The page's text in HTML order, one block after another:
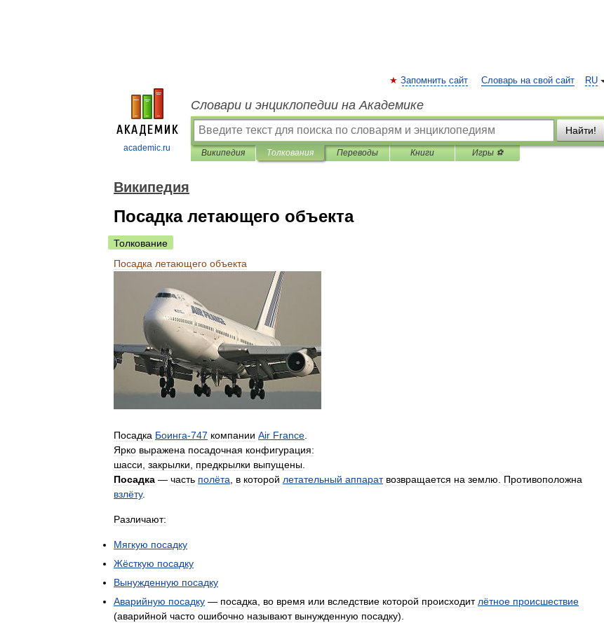
academic.ru
RU
Запомнить сайт Словарь на свой сайт
Словари и энциклопедии на Академике
Найти!
Википедия Толкования Переводы Книги Игры ⚽
Википедия
Посадка летающего объекта
Толкование
Посадка летающего объекта
Посадка Боинга-747 компании Air France.
Ярко выражена посадочная конфигурация:
шасси, закрылки, предкрылки выпущены.
Посадка — часть полёта, в которой летательный аппарат возвращается на землю. Противоположна
взлёту.
Различают:
Мягкую посадку
Жёсткую посадку
Вынужденную посадку
Аварийную посадку — посадка, во время или вследствие которой происходит лётное происшествие
(аварийной часто ошибочно называют вынужденную посадку).